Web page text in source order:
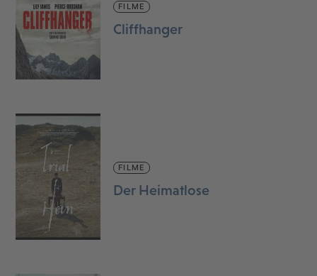
FILME
Cliffhanger
FILME
Der Heimatlose